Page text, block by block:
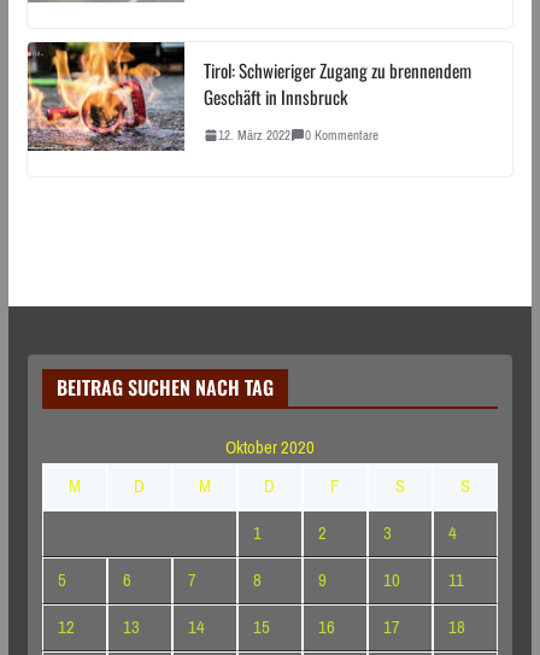
Tirol: Schwieriger Zugang zu brennendem
Geschäft in Innsbruck
12. März 2022 0 Kommentare
BEITRAG SUCHEN NACH TAG
Oktober 2020
M
D M D F S
S
1
2 3
4
5
6 7 8 9 10
11
12
13 14 15 16 17
18